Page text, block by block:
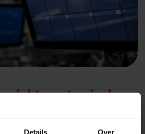
Details Over
met minder